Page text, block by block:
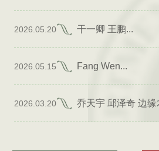
2026.05.20 干一卿 王鹏...
2026.05.15 Fang Wen...
2026.03.20